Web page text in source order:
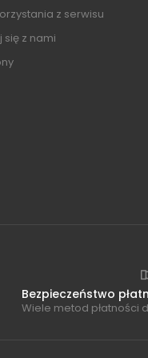
z serwisu
się z nami
Bezpieczeństwo
Wiele metod płatności